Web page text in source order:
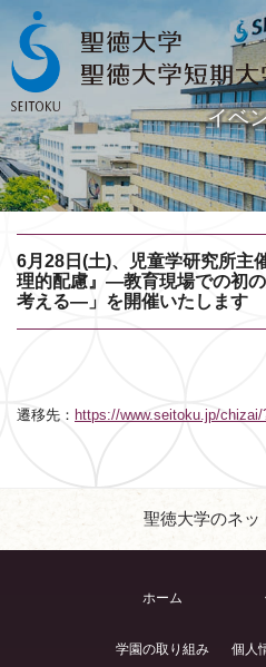
イベ
6月28日(土)、児童学研究所主
理的配慮』―教育現場での初
考える―」を開催いたします
遷移先： https://www.seitoku.jp/chizai/
聖徳大学のネッ
ホーム
学園の取り組み 個人